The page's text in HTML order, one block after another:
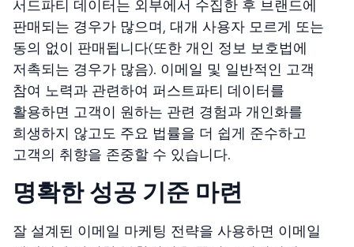
서드파티 데이터는 외부에서 수집한 후 브랜드에
판매되는 경우가 많으며, 대개 사용자 모르게 또는
동의 없이 판매됩니다(또한 개인 정보 보호법에
저촉되는 경우가 많음). 이메일 및 일반적인 고객
참여 노력과 관련하여 퍼스트파티 데이터를
활용하면 고객이 원하는 관련 경험과 개인화를
희생하지 않고도 주요 법률을 더 쉽게 준수하고
고객의 취향을 존중할 수 있습니다.
명확한 성공 기준 마련
잘 설계된 이메일 마케팅 전략을 사용하면 이메일